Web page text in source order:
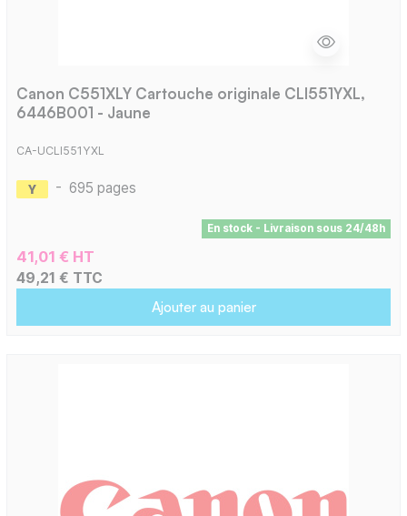
Canon C551XLY Cartouche originale CLI551YXL,
6446B001 - Jaune
CA-UCLI551YXL
- 695 pages
En stock - Livraison sous 24/48h
41,01 € HT
49,21 € TTC
Ajouter au panier